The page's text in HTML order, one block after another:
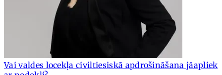
Vai valdes locekļa civiltiesiskā apdrošināšana jāapliek